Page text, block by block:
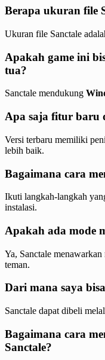
Berapa ukuran file
Ukuran file Sanctale
Apakah game ini
tua?
Sanctale mendukung
Apa saja fitur baru
Versi terbaru memiliki
lebih baik.
Bagaimana cara
Ikuti langkah-langkah
instalasi.
Apakah ada mode
Ya, Sanctale
teman.
Dari mana saya
Sanctale dapat dibeli
Bagaimana cara
Sanctale?